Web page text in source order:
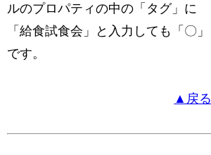
ルのプロパティの中の「タグ」に
「給食試食会」と入力しても「〇」
です。
▲戻る